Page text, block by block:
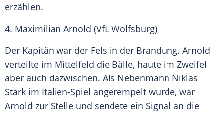
erzählen.
4. Maximilian Arnold (VfL Wolfsburg)
Der Kapitän war der Fels in der Brandung. Arnold
verteilte im Mittelfeld die Bälle, haute im Zweifel
aber auch dazwischen. Als Nebenmann Niklas
Stark im Italien-Spiel angerempelt wurde, war
Arnold zur Stelle und sendete ein Signal an die